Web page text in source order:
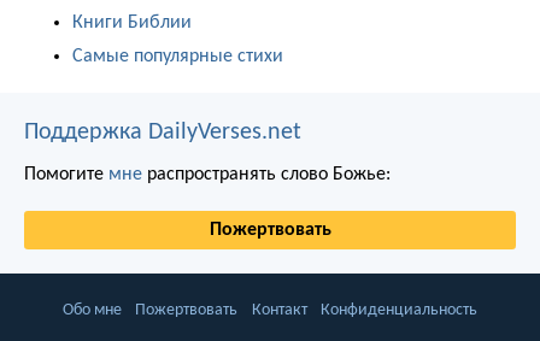
Книги Библии
Самые популярные стихи
Поддержка DailyVerses.net
Помогите мне распространять слово Божье:
Пожертвовать
Обо мне Пожертвовать Контакт Конфиденциальность